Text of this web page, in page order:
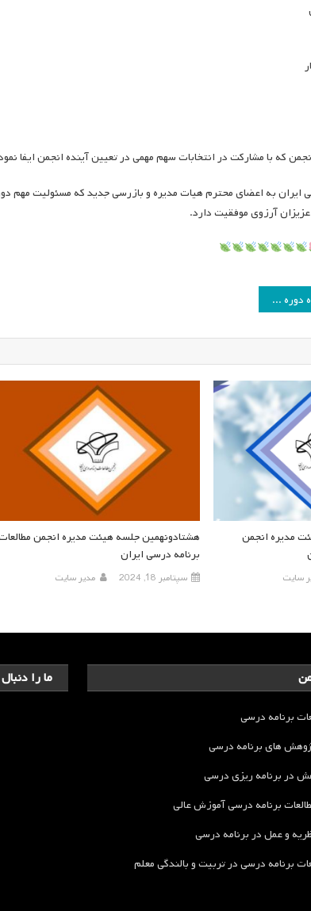
که با مشارکت در انتخابات سهم مهمی در تعیین آینده انجمن ایفا
ایران به اعضای محترم هیات مدیره و بازرسی جدید که مسئولیت مهم
آرزوی موفقیت دارد.
اولین جلسه هیات مدیره دوره دهم انجمن مطالعات برنامه درسی ایران
هشتادونهمین جلسه هیئت مدیره انجمن
برنامه درسی ایران
سپتامبر 18, 2024 مدیر سایت
مدیره انجمن
سایت
ما را
برنامه درسی
های برنامه درسی
در برنامه ریزی درسی
برنامه درسی آموزش عالی
و عمل در برنامه درسی
برنامه درسی در تربیت و بالندگی معلم